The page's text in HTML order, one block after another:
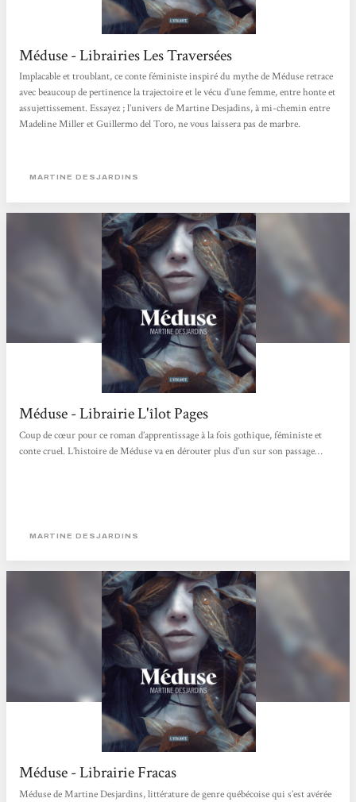
Méduse - Librairies Les Traversées
Implacable et troublant, ce conte féministe inspiré du mythe de Méduse retrace
avec beaucoup de pertinence la trajectoire et le vécu d’une femme, entre honte et
assujettissement. Essayez ; l’univers de Martine Desjadins, à mi-chemin entre
Madeline Miller et Guillermo del Toro, ne vous laissera pas de marbre.
MARTINE DESJARDINS
Méduse - Librairie L'îlot Pages
Coup de cœur pour ce roman d’apprentissage à la fois gothique, féministe et
conte cruel. L’histoire de Méduse va en dérouter plus d’un sur son passage…
MARTINE DESJARDINS
Méduse - Librairie Fracas
Méduse de Martine Desjardins, littérature de genre québécoise qui s’est avérée